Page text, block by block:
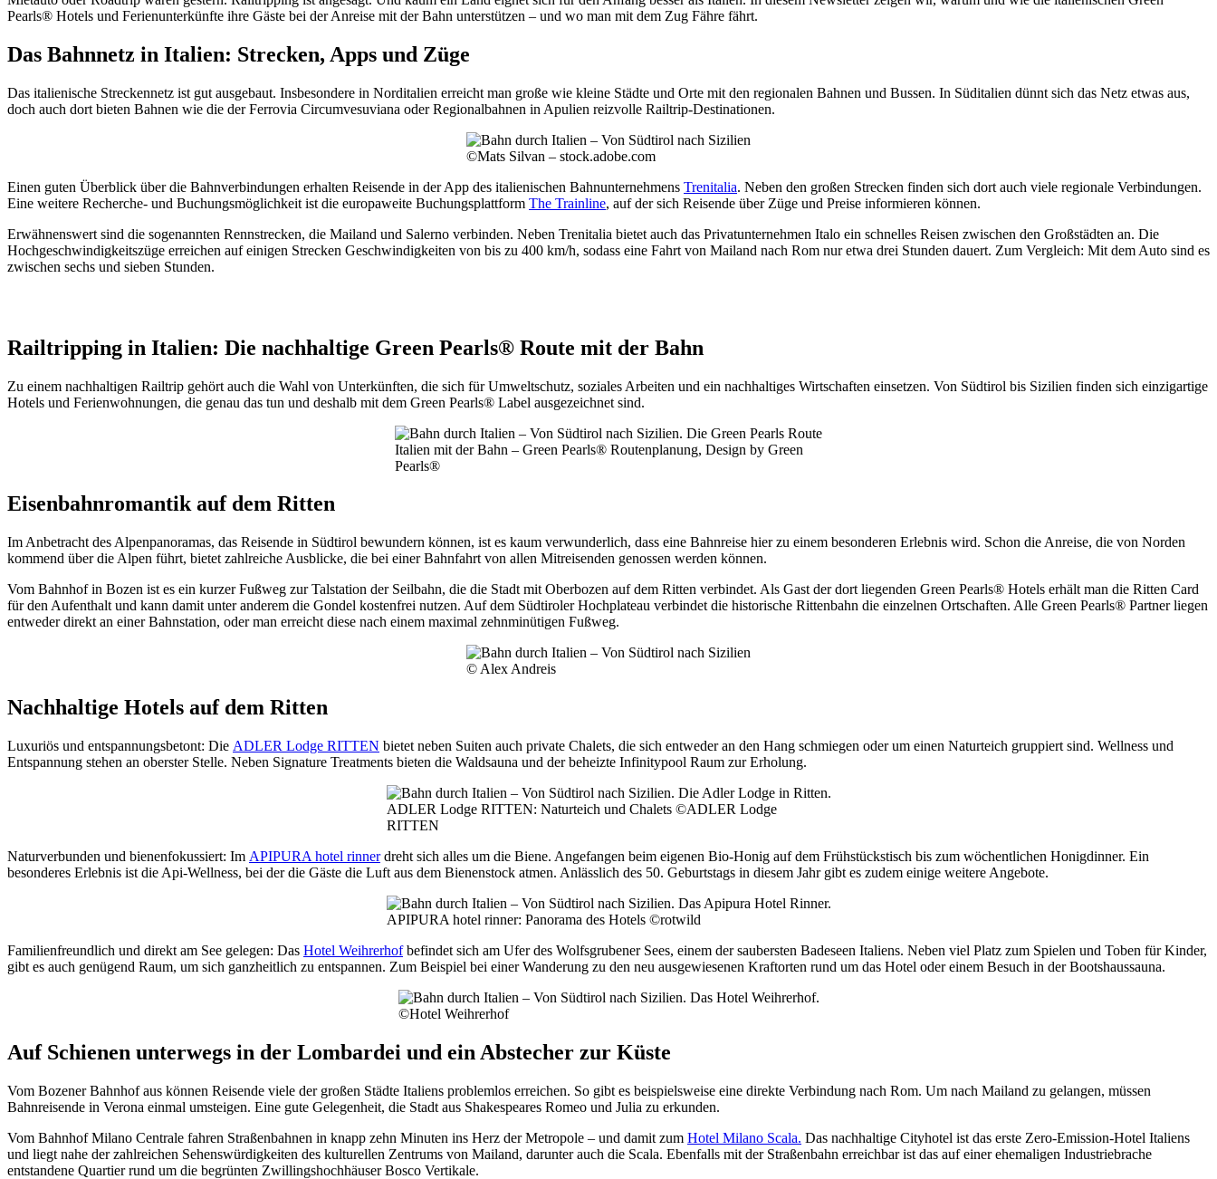
Pearls® Hotels und Ferienunterkünfte ihre Gäste bei der Anreise mit der Bahn unterstützen – und wo man mit dem Zug Fähre fährt.
Das Bahnnetz in Italien: Strecken, Apps und Züge
Das italienische Streckennetz ist gut ausgebaut. Insbesondere in Norditalien erreicht man große wie kleine Städte und Orte mit den regionalen Bahnen und Bussen. In Süditalien dünnt sich das Netz etwas aus,
doch auch dort bieten Bahnen wie die der Ferrovia Circumvesuviana oder Regionalbahnen in Apulien reizvolle Railtrip-Destinationen.
©Mats Silvan – stock.adobe.com
Einen guten Überblick über die Bahnverbindungen erhalten Reisende in der App des italienischen Bahnunternehmens Trenitalia. Neben den großen Strecken finden sich dort auch viele regionale Verbindungen.
Eine weitere Recherche- und Buchungsmöglichkeit ist die europaweite Buchungsplattform The Trainline, auf der sich Reisende über Züge und Preise informieren können.
Erwähnenswert sind die sogenannten Rennstrecken, die Mailand und Salerno verbinden. Neben Trenitalia bietet auch das Privatunternehmen Italo ein schnelles Reisen zwischen den Großstädten an. Die
Hochgeschwindigkeitszüge erreichen auf einigen Strecken Geschwindigkeiten von bis zu 400 km/h, sodass eine Fahrt von Mailand nach Rom nur etwa drei Stunden dauert. Zum Vergleich: Mit dem Auto sind es
zwischen sechs und sieben Stunden.
Railtripping in Italien: Die nachhaltige Green Pearls® Route mit der Bahn
Zu einem nachhaltigen Railtrip gehört auch die Wahl von Unterkünften, die sich für Umweltschutz, soziales Arbeiten und ein nachhaltiges Wirtschaften einsetzen. Von Südtirol bis Sizilien finden sich einzigartige
Hotels und Ferienwohnungen, die genau das tun und deshalb mit dem Green Pearls® Label ausgezeichnet sind.
Italien mit der Bahn – Green Pearls® Routenplanung, Design by Green
Pearls®
Eisenbahnromantik auf dem Ritten
Im Anbetracht des Alpenpanoramas, das Reisende in Südtirol bewundern können, ist es kaum verwunderlich, dass eine Bahnreise hier zu einem besonderen Erlebnis wird. Schon die Anreise, die von Norden
kommend über die Alpen führt, bietet zahlreiche Ausblicke, die bei einer Bahnfahrt von allen Mitreisenden genossen werden können.
Vom Bahnhof in Bozen ist es ein kurzer Fußweg zur Talstation der Seilbahn, die die Stadt mit Oberbozen auf dem Ritten verbindet. Als Gast der dort liegenden Green Pearls® Hotels erhält man die Ritten Card
für den Aufenthalt und kann damit unter anderem die Gondel kostenfrei nutzen. Auf dem Südtiroler Hochplateau verbindet die historische Rittenbahn die einzelnen Ortschaften. Alle Green Pearls® Partner liegen
entweder direkt an einer Bahnstation, oder man erreicht diese nach einem maximal zehnminütigen Fußweg.
© Alex Andreis
Nachhaltige Hotels auf dem Ritten
Luxuriös und entspannungsbetont: Die ADLER Lodge RITTEN bietet neben Suiten auch private Chalets, die sich entweder an den Hang schmiegen oder um einen Naturteich gruppiert sind. Wellness und
Entspannung stehen an oberster Stelle. Neben Signature Treatments bieten die Waldsauna und der beheizte Infinitypool Raum zur Erholung.
ADLER Lodge RITTEN: Naturteich und Chalets ©ADLER Lodge
RITTEN
Naturverbunden und bienenfokussiert: Im APIPURA hotel rinnerdreht sich alles um die Biene. Angefangen beim eigenen Bio-Honig auf dem Frühstückstisch bis zum wöchentlichen Honigdinner. Ein
besonderes Erlebnis ist die Api-Wellness, bei der die Gäste die Luft aus dem Bienenstock atmen. Anlässlich des 50. Geburtstags in diesem Jahr gibt es zudem einige weitere Angebote.
APIPURA hotel rinner: Panorama des Hotels ©rotwild
Familienfreundlich und direkt am See gelegen: Das Hotel Weihrerhofbefindet sich am Ufer des Wolfsgrubener Sees, einem der saubersten Badeseen Italiens. Neben viel Platz zum Spielen und Toben für Kinder,
gibt es auch genügend Raum, um sich ganzheitlich zu entspannen. Zum Beispiel bei einer Wanderung zu den neu ausgewiesenen Kraftorten rund um das Hotel oder einem Besuch in der Bootshaussauna.
©Hotel Weihrerhof
Auf Schienen unterwegs in der Lombardei und ein Abstecher zur Küste
Vom Bozener Bahnhof aus können Reisende viele der großen Städte Italiens problemlos erreichen. So gibt es beispielsweise eine direkte Verbindung nach Rom. Um nach Mailand zu gelangen, müssen
Bahnreisende in Verona einmal umsteigen. Eine gute Gelegenheit, die Stadt aus Shakespeares Romeo und Julia zu erkunden.
Vom Bahnhof Milano Centrale fahren Straßenbahnen in knapp zehn Minuten ins Herz der Metropole – und damit zum Hotel Milano Scala. Das nachhaltige Cityhotel ist das erste Zero-Emission-Hotel Italiens
und liegt nahe der zahlreichen Sehenswürdigkeiten des kulturellen Zentrums von Mailand, darunter auch die Scala. Ebenfalls mit der Straßenbahn erreichbar ist das auf einer ehemaligen Industriebrache
entstandene Quartier rund um die begrünten Zwillingshochhäuser Bosco Vertikale.